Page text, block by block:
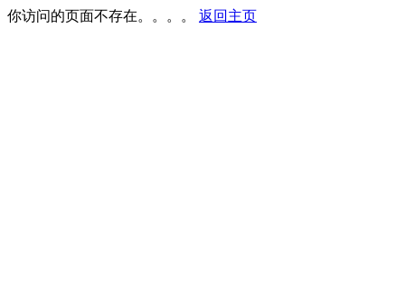
你访问的页面不存在。。。。 返回主页